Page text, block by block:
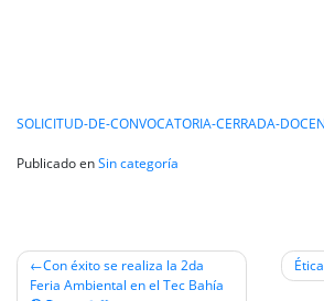
SOLICITUD-DE-CONVOCATORIA-CERRADA-
Publicado enSin categoría
Navegación
Con éxito se realiza la 2da
Feria Ambiental en el Tec Bahía